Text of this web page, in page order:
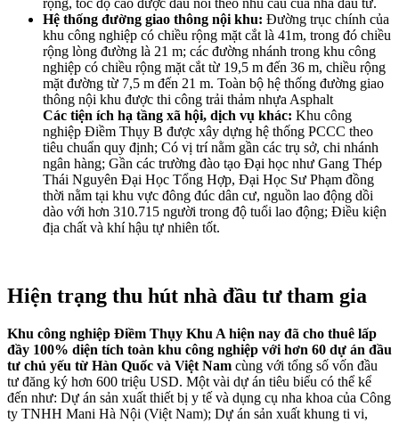
rộng, tốc độ cao được đấu nối theo nhu cầu của nhà đầu tư.
Hệ thống đường giao thông nội khu: Đường trục chính của
khu công nghiệp có chiều rộng mặt cắt là 41m, trong đó chiều
rộng lòng đường là 21 m; các đường nhánh trong khu công
nghiệp có chiều rộng mặt cắt từ 19,5 m đến 36 m, chiều rộng
mặt đường từ 7,5 m đến 21 m. Toàn bộ hệ thống đường giao
thông nội khu được thi công trải thảm nhựa Asphalt
Các tiện ích hạ tầng xã hội, dịch vụ khác: Khu công
nghiệp Điềm Thụy B được xây dựng hệ thống PCCC theo
tiêu chuẩn quy định; Có vị trí nằm gần các trụ sở, chi nhánh
ngân hàng; Gần các trường đào tạo Đại học như Gang Thép
Thái Nguyên Đại Học Tổng Hợp, Đại Học Sư Phạm đồng
thời nằm tại khu vực đông đúc dân cư, nguồn lao động dồi
dào với hơn 310.715 người trong độ tuổi lao động; Điều kiện
địa chất và khí hậu tự nhiên tốt.
Hiện trạng thu hút nhà đầu tư tham gia
Khu công nghiệp Điềm Thụy Khu A hiện nay đã cho thuê lấp
đầy 100% diện tích toàn khu công nghiệp với hơn 60 dự án đầu
tư chủ yếu từ Hàn Quốc và Việt Nam cùng với tổng số vốn đầu
tư đăng ký hơn 600 triệu USD. Một vài dự án tiêu biểu có thể kể
đến như: Dự án sản xuất thiết bị y tế và dụng cụ nha khoa của Công
ty TNHH Mani Hà Nội (Việt Nam); Dự án sản xuất khung ti vi,